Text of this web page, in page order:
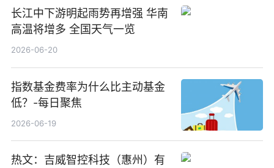
长江中下游明起雨势再增强 华南
高温将增多 全国天气一览
2026-06-20
指数基金费率为什么比主动基金
低？-每日聚焦
2026-06-19
热文：吉威智控科技（惠州）有